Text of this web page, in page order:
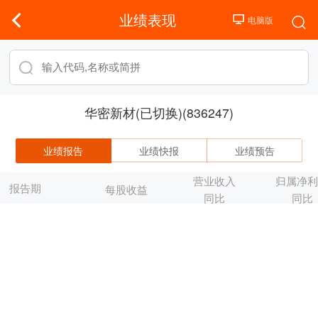
业绩表现
华密新材(已切换)(836247)
业绩报告 业绩快报 业绩预告
报告期 每股收益
营业收入
同比
归属净
同比